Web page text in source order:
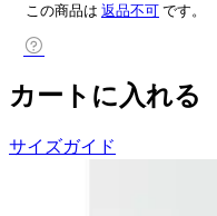
この商品は 返品不可 です。
カートに入れる
サイズガイド